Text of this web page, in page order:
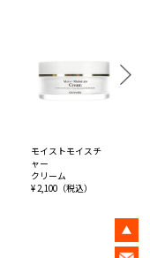
モイストモイスチ
ャー
クリーム
¥ 2,100（税込）